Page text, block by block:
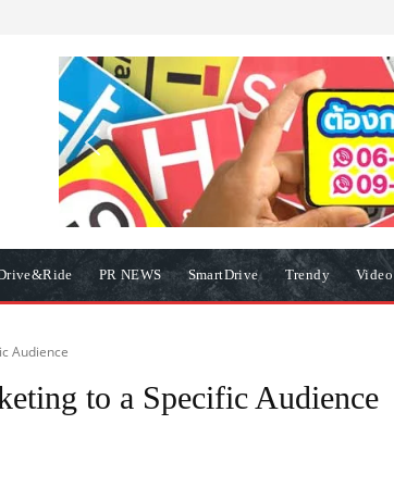
PR NEWS SmartDrive Trendy Video
Audience
to a Specific Audience